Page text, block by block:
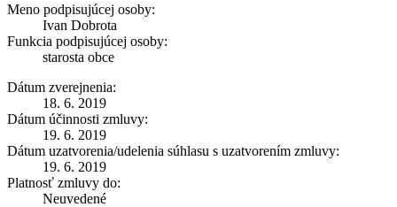
Meno podpisujúcej osoby:
Ivan Dobrota
Funkcia podpisujúcej osoby:
starosta obce
Dátum zverejnenia:
18. 6. 2019
Dátum účinnosti zmluvy:
19. 6. 2019
Dátum uzatvorenia/udelenia súhlasu s uzatvorením zmluvy:
19. 6. 2019
Platnosť zmluvy do:
Neuvedené